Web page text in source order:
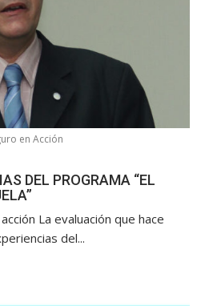
en Acción
DEL PROGRAMA “EL
La evaluación que hace
del...